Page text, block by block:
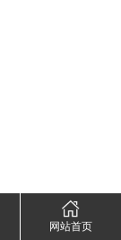
网站首页